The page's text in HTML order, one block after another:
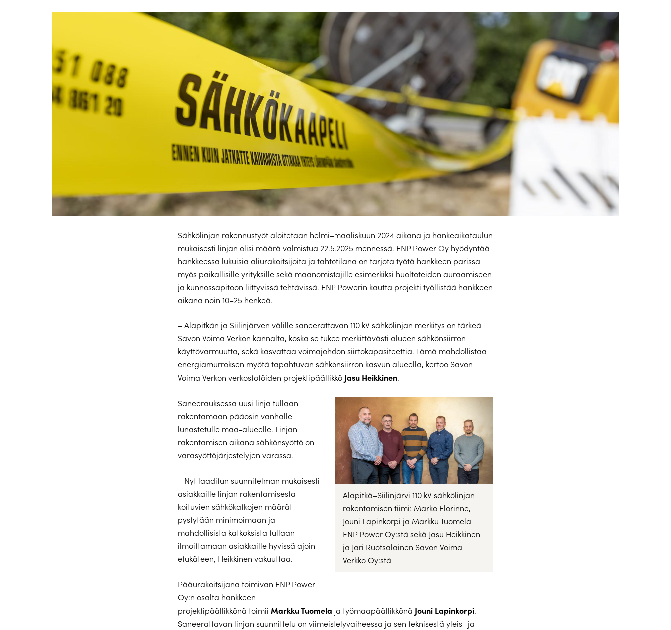
Sähkölinjan rakennustyöt aloitetaan helmi–maaliskuun 2024 aikana ja hankeaikataulun
mukaisesti linjan olisi määrä valmistua 22.5.2025 mennessä. ENP Power Oy hyödyntää
hankkeessa lukuisia aliurakoitsijoita ja tahtotilana on tarjota työtä hankkeen parissa
myös paikallisille yrityksille sekä maanomistajille esimerkiksi huoltoteiden auraamiseen
ja kunnossapitoon liittyvissä tehtävissä. ENP Powerin kautta projekti työllistää hankkeen
aikana noin 10–25 henkeä.
– Alapitkän ja Siilinjärven välille saneerattavan 110 kV sähkölinjan merkitys on tärkeä
Savon Voima Verkon kannalta, koska se tukee merkittävästi alueen sähkönsiirron
käyttövarmuutta, sekä kasvattaa voimajohdon siirtokapasiteettia. Tämä mahdollistaa
energiamurroksen myötä tapahtuvan sähkönsiirron kasvun alueella, kertoo Savon
Voima Verkon verkostotöiden projektipäällikkö Jasu Heikkinen.
Alapitkä–Siilinjärvi 110 kV sähkölinjan
rakentamisen tiimi: Marko Elorinne,
Jouni Lapinkorpi ja Markku Tuomela
ENP Power Oy:stä sekä Jasu Heikkinen
ja Jari Ruotsalainen Savon Voima
Verkko Oy:stä
Saneerauksessa uusi linja tullaan
rakentamaan pääosin vanhalle
lunastetulle maa-alueelle. Linjan
rakentamisen aikana sähkönsyöttö on
varasyöttöjärjestelyjen varassa.
– Nyt laaditun suunnitelman mukaisesti
asiakkaille linjan rakentamisesta
koituvien sähkökatkojen määrät
pystytään minimoimaan ja
mahdollisista katkoksista tullaan
ilmoittamaan asiakkaille hyvissä ajoin
etukäteen, Heikkinen vakuuttaa.
Pääurakoitsijana toimivan ENP Power
Oy:n osalta hankkeen
projektipäällikkönä toimii Markku Tuomela ja työmaapäällikkönä Jouni Lapinkorpi.
Saneerattavan linjan suunnittelu on viimeistelyvaiheessa ja sen teknisestä yleis- ja